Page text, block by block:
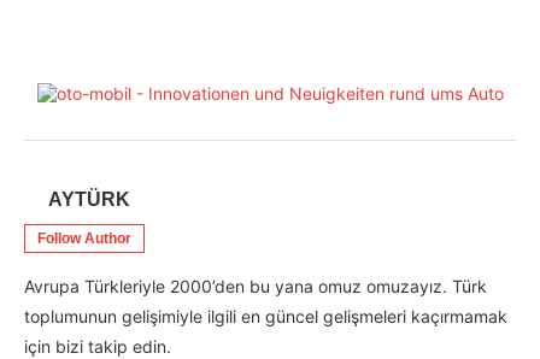
AYTÜRK
Follow Author
Avrupa Türkleriyle 2000’den bu yana omuz omuzayız. Türk
toplumunun gelişimiyle ilgili en güncel gelişmeleri kaçırmamak
için bizi takip edin.